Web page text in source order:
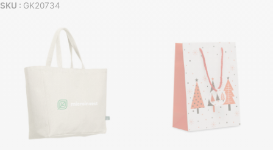
SKU : GK20734